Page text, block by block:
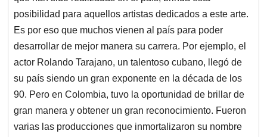
p
k
n
posibilidad para aquellos artistas dedicados a este arte.
Es por eso que muchos vienen al país para poder
desarrollar de mejor manera su carrera. Por ejemplo, el
actor Rolando Tarajano, un talentoso cubano, llegó de
su país siendo un gran exponente en la década de los
90. Pero en Colombia, tuvo la oportunidad de brillar de
gran manera y obtener un gran reconocimiento. Fueron
varias las producciones que inmortalizaron su nombre